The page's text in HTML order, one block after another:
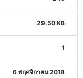
29.50 KB
1
6 พฤศจิกายน 2018